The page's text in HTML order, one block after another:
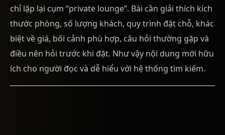
chỉ lặp lại cụm “private lounge”. Bài cần giải thích kích
thước phòng, số lượng khách, quy trình đặt chỗ, khác
biệt về giá, bối cảnh phù hợp, câu hỏi thường gặp và
điều nên hỏi trước khi đặt. Như vậy nội dung mới hữu
ích cho người đọc và dễ hiểu với hệ thống tìm kiếm.